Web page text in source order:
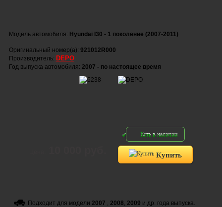
Модель автомобиля: Hyundai I30 - 1 поколение (2007-2011)
Оригинальный номер(а): 921012R000
Производитель: DEPO
Год выпуска автомобиля: 2007 - по настоящее время
Есть в наличии
Купить
Подходит для модели 2007 , 2008, 2009 и др. года выпуска.